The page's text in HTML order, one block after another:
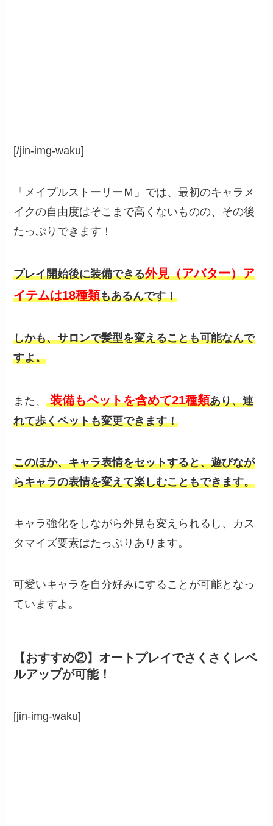
[/jin-img-waku]
「メイプルストーリーＭ」では、最初のキャラメ
イクの自由度はそこまで高くないものの、その後
たっぷりできます！
プレイ開始後に装備できる外見（アバター）ア
イテムは18種類もあるんです！
しかも、サロンで髪型を変えることも可能なんで
すよ。
また、装備もペットを含めて21種類あり、連
れて歩くペットも変更できます！
このほか、キャラ表情をセットすると、遊びなが
らキャラの表情を変えて楽しむこともできます。
キャラ強化をしながら外見も変えられるし、カス
タマイズ要素はたっぷりあります。
可愛いキャラを自分好みにすることが可能となっ
ていますよ。
【おすすめ②】オートプレイでさくさくレベ
ルアップが可能！
[jin-img-waku]